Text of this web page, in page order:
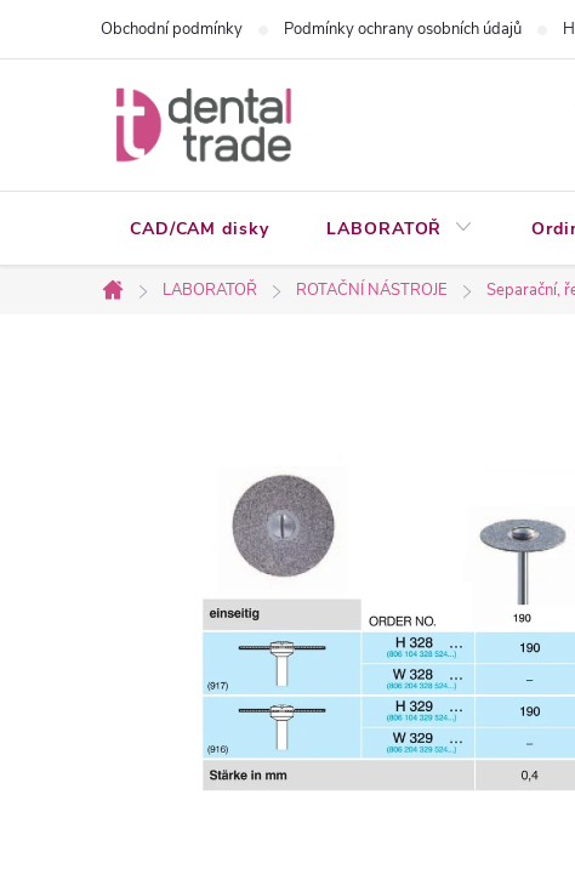
Obchodní podmínky Podmínky ochrany osobních údajů
CAD/CAM disky LABORATOŘ
Domů
LABORATOŘ ROTAČNÍ NÁSTROJE Separační,